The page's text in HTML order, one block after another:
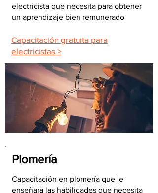
electricista que necesita para obtener
un aprendizaje bien remunerado
Capacitación gratuita para
electricistas >
Plomería
Capacitación en plomería que le
enseñará las habilidades que necesita